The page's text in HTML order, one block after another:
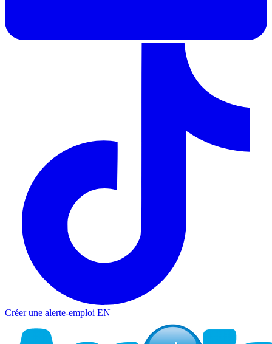
Créer une alerte-emploi EN